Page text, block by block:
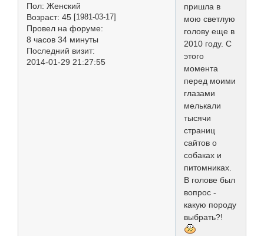
Пол: Женский
Возраст: 45 [1981-03-17]
Провел на форуме:
8 часов 34 минуты
Последний визит:
2014-01-29 21:27:55
пришла в
мою светлую
голову еще в
2010 году. С
этого
момента
перед моими
глазами
мелькали
тысячи
страниц
сайтов о
собаках и
питомниках.
В голове был
вопрос -
какую породу
выбрать?!